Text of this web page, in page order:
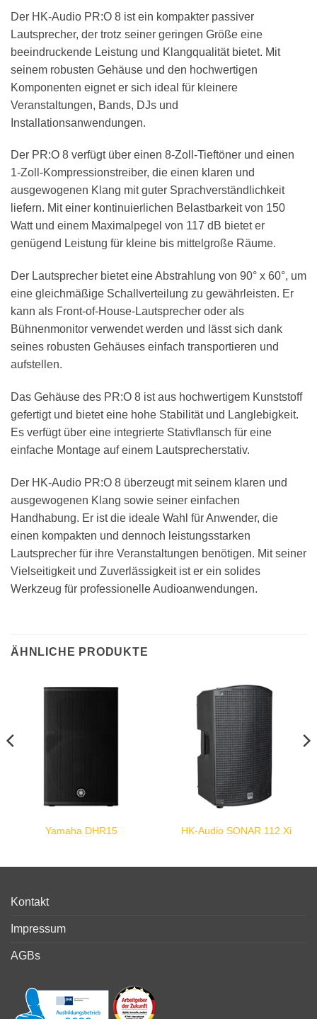
Der HK-Audio PR:O 8 ist ein kompakter passiver
Lautsprecher, der trotz seiner geringen Größe eine
beeindruckende Leistung und Klangqualität bietet. Mit
seinem robusten Gehäuse und den hochwertigen
Komponenten eignet er sich ideal für kleinere
Veranstaltungen, Bands, DJs und
Installationsanwendungen.
Der PR:O 8 verfügt über einen 8-Zoll-Tieftöner und einen
1-Zoll-Kompressionstreiber, die einen klaren und
ausgewogenen Klang mit guter Sprachverständlichkeit
liefern. Mit einer kontinuierlichen Belastbarkeit von 150
Watt und einem Maximalpegel von 117 dB bietet er
genügend Leistung für kleine bis mittelgroße Räume.
Der Lautsprecher bietet eine Abstrahlung von 90° x 60°, um
eine gleichmäßige Schallverteilung zu gewährleisten. Er
kann als Front-of-House-Lautsprecher oder als
Bühnenmonitor verwendet werden und lässt sich dank
seines robusten Gehäuses einfach transportieren und
aufstellen.
Das Gehäuse des PR:O 8 ist aus hochwertigem Kunststoff
gefertigt und bietet eine hohe Stabilität und Langlebigkeit.
Es verfügt über eine integrierte Stativflansch für eine
einfache Montage auf einem Lautsprecherstativ.
Der HK-Audio PR:O 8 überzeugt mit seinem klaren und
ausgewogenen Klang sowie seiner einfachen
Handhabung. Er ist die ideale Wahl für Anwender, die
einen kompakten und dennoch leistungsstarken
Lautsprecher für ihre Veranstaltungen benötigen. Mit seiner
Vielseitigkeit und Zuverlässigkeit ist er ein solides
Werkzeug für professionelle Audioanwendungen.
ÄHNLICHE PRODUKTE
Yamaha DHR15 HK-Audio SONAR 112 Xi
Kontakt
Impressum
AGBs